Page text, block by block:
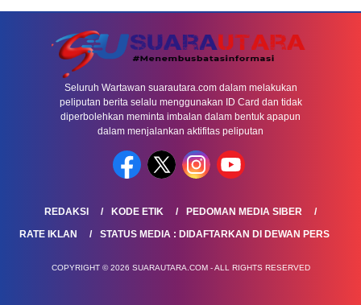
Seluruh Wartawan suarautara.com dalam melakukan
peliputan berita selalu menggunakan ID Card dan tidak
diperbolehkan meminta imbalan dalam bentuk apapun
dalam menjalankan aktifitas peliputan
REDAKSI KODE ETIK
PEDOMAN MEDIA SIBER
RATE IKLAN
STATUS MEDIA : DIDAFTARKAN DI DEWAN PERS
COPYRIGHT © 2026 SUARAUTARA.COM - ALL RIGHTS RESERVED